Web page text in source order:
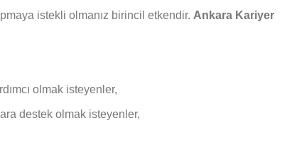
istekli olmanız birincil etkendir. Ankara Kariyer
olmak isteyenler,
destek olmak isteyenler,